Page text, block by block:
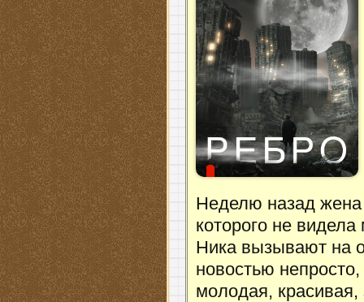
Неделю назад жена
которого не
Ника вызывают на
новостью
молодая, красивая,